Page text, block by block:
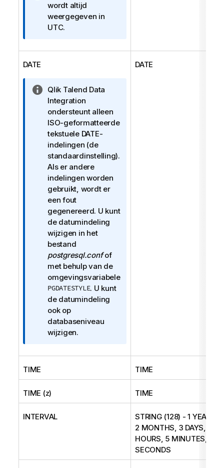
n
f
o
m
e
wordt altijd
weergegeven in
UTC.
DATE
I
n
f
o
r
m
a
t
i
e
Qlik Talend Data
Integration
ondersteunt alleen
ISO-geformatteerde
tekstuele DATE-
indelingen (de
standaardinstelling).
Als er andere
indelingen worden
gebruikt, wordt er
een fout
gegenereerd. U kunt
de datumindeling
wijzigen in het
bestand
postgresql.confof
met behulp van de
omgevingsvariabele
PGDATESTYLE. U kunt
de datumindeling
ook op
databaseniveau
wijzigen.
DATE
TIME TIME
TIME (z) TIME
INTERVAL
STRING (128) - 1 YEAR,
2 MONTHS, 3 DAYS, 4
HOURS, 5 MINUTES, 6
SECONDS